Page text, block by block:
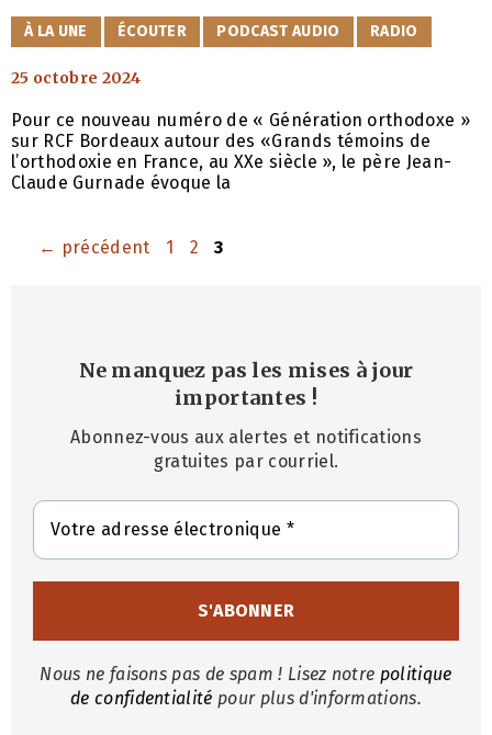
CATÉGORIES
À LA UNE ÉCOUTER PODCAST AUDIO RADIO
25 octobre 2024
Pour ce nouveau numéro de « Génération orthodoxe »
sur RCF Bordeaux autour des «Grands témoins de
l’orthodoxie en France, au XXe siècle », le père Jean-
Claude Gurnade évoque la
← précédent Page
1 Page
2 Page
3
Ne manquez pas les mises à jour
importantes !
Abonnez-vous aux alertes et notifications
gratuites par courriel.
Nous ne faisons pas de spam ! Lisez notre politique
de confidentialité pour plus d'informations.